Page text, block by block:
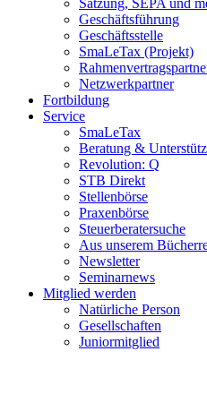
Satzung, SEPA und
Geschäftsführung
Geschäftsstelle
SmaLeTax (Projekt)
Netzwerkpartner
Fortbildung
Service
SmaLeTax
Beratung &
Revolution: Q
STB Direkt
Stellenbörse
Praxenbörse
Steuerberatersuche
Aus unserem
Newsletter
Seminarnews
Mitglied werden
Natürliche Person
Gesellschaften
Juniormitglied